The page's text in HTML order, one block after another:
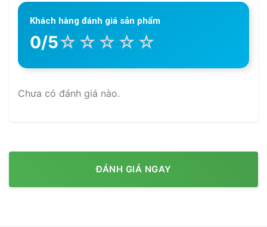
Khách hàng đánh giá sản phẩm
0/5☆ ☆ ☆ ☆ ☆
Chưa có đánh giá nào.
ĐÁNH GIÁ NGAY